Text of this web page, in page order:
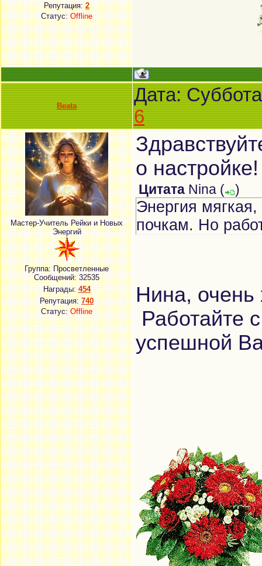
Репутация:2
Статус:Offline
Beata
Дата:
6
Мастер-Учитель Рейки и Новых
Энергий
Группа: Просветленные
Сообщений:32535
Награды:454
Репутация:740
Статус:Offline
о
Цитата Nina ( )
Энергия
почкам. Но
Нина,
Работайте
успешной